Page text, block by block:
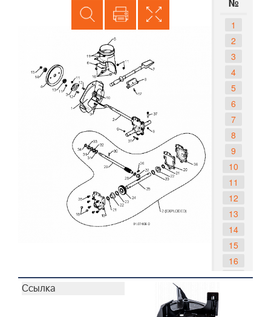
1
2
3
4
5
6
7
8
9
10
11
12
13
14
15
16
17